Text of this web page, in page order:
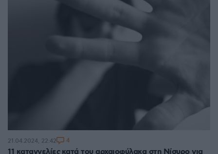
11 καταγγελίες κατά του αρχαιοφύλακα στη Νίσυρο για
21.04.2024, 22:42 4